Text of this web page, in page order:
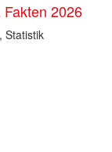
2026
Statistik